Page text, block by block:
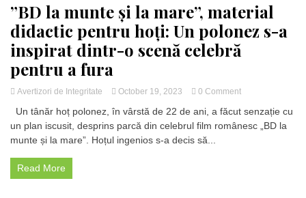
”BD la munte și la mare”, material
didactic pentru hoți: Un polonez s-a
inspirat dintr-o scenă celebră
pentru a fura
Avertizori de Integritate October 19, 2023 0 Commenton
la
munte
Un tânăr hoț polonez, în vârstă de 22 de ani, a făcut senzație cu
un plan iscusit, desprins parcă din celebrul film românesc „BD la
munte și la mare”. Hoțul ingenios s-a decis să...
Read More